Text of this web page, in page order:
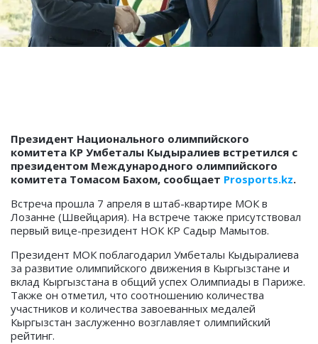
Президент Национального олимпийского
комитета КР Умбеталы Кыдыралиев встретился с
президентом Международного олимпийского
комитета Томасом Бахом, сообщает Prosports.kz.
Встреча прошла 7 апреля в штаб-квартире МОК в
Лозанне (Швейцария). На встрече также присутствовал
первый вице-президент НОК КР Садыр Мамытов.
Президент МОК поблагодарил Умбеталы Кыдыралиева
за развитие олимпийского движения в Кыргызстане и
вклад Кыргызстана в общий успех Олимпиады в Париже.
Также он отметил, что соотношению количества
участников и количества завоеванных медалей
Кыргызстан заслуженно возглавляет олимпийский
рейтинг.